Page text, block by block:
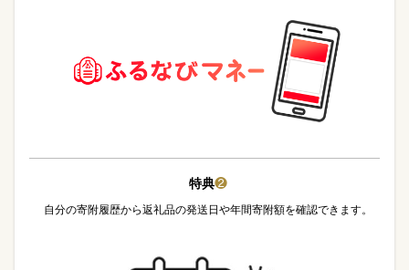
特典❷
自分の寄附履歴から返礼品の発送日や年間寄附額を確認できます。